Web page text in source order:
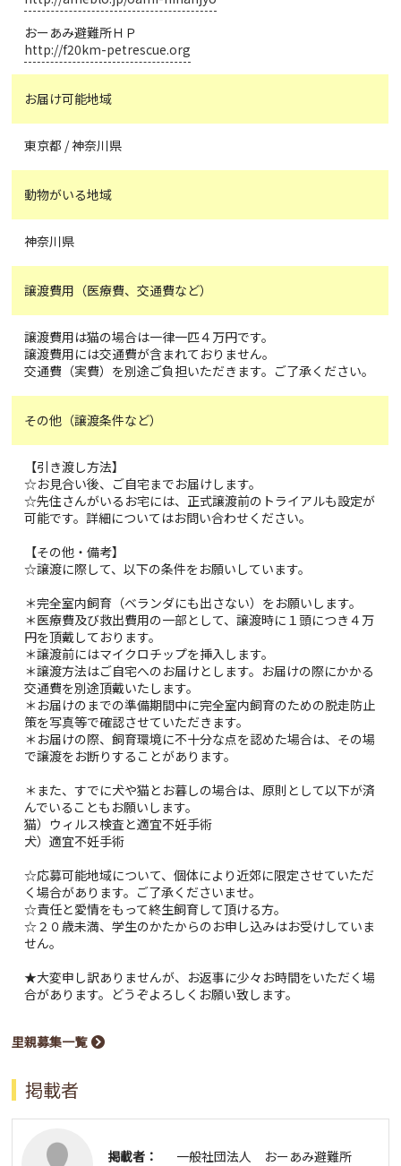
おーあみ避難所ＨＰ
http://f20km-petrescue.org
お届け可能地域
東京都 / 神奈川県
動物がいる地域
神奈川県
譲渡費用（医療費、交通費など）
譲渡費用は猫の場合は一律一匹４万円です。
譲渡費用には交通費が含まれておりません。
交通費（実費）を別途ご負担いただきます。ご了承ください。
その他（譲渡条件など）
【引き渡し方法】
☆お見合い後、ご自宅までお届けします。
☆先住さんがいるお宅には、正式譲渡前のトライアルも設定が
可能です。詳細についてはお問い合わせください。
【その他・備考】
☆譲渡に際して、以下の条件をお願いしています。
＊完全室内飼育（ベランダにも出さない）をお願いします。
＊医療費及び救出費用の一部として、譲渡時に１頭につき４万
円を頂戴しております。
＊譲渡前にはマイクロチップを挿入します。
＊譲渡方法はご自宅へのお届けとします。お届けの際にかかる
交通費を別途頂戴いたします。
＊お届けのまでの準備期間中に完全室内飼育のための脱走防止
策を写真等で確認させていただきます。
＊お届けの際、飼育環境に不十分な点を認めた場合は、その場
で譲渡をお断りすることがあります。
＊また、すでに犬や猫とお暮しの場合は、原則として以下が済
んでいることもお願いします。
猫）ウィルス検査と適宜不妊手術
犬）適宜不妊手術
☆応募可能地域について、個体により近郊に限定させていただ
く場合があります。ご了承くださいませ。
☆責任と愛情をもって終生飼育して頂ける方。
☆２０歳未満、学生のかたからのお申し込みはお受けしていま
せん。
★大変申し訳ありませんが、お返事に少々お時間をいただく場
合があります。どうぞよろしくお願い致します。
里親募集一覧
掲載者
掲載者：
一般社団法人 おーあみ避難所